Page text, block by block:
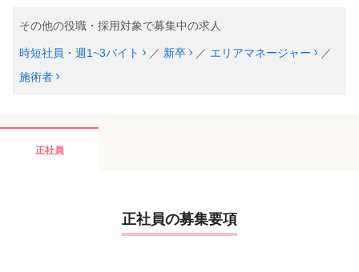
その他の役職・採用対象で募集中の求人
時短社員・週1~3バイト ／ 新卒 ／ エリアマネージャー
／
施術者
正社員
正社員の募集要項